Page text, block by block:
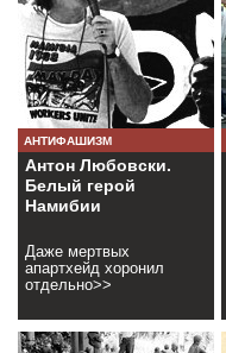
АНТИФАШИЗМ
Антон Любовски.
Белый герой
Намибии
Даже мертвых
апартхейд хоронил
отдельно>>